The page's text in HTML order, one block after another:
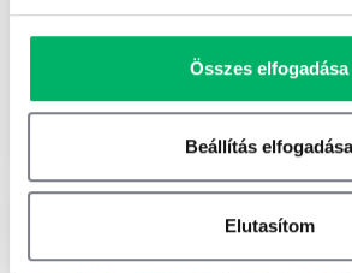
Összes elfogadása
Beállítás elfogadása
Elutasítom
35 000 Ft 28 000 Ft